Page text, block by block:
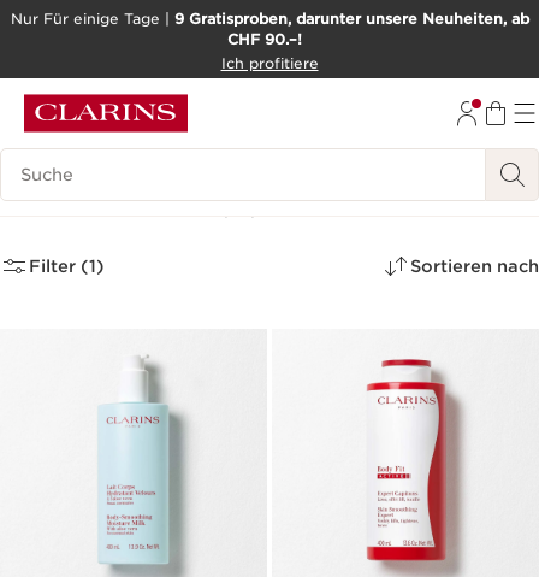
BARRIEREFREIHEITSWERKZEUG
Nur Für einige Tage | 9 Gratisproben, darunter unsere Neuheiten, ab
CHF 90.–!
Ich profitiere
Legende suchen
Maxi-Grössen (12)
Filter (1) Sortieren nach